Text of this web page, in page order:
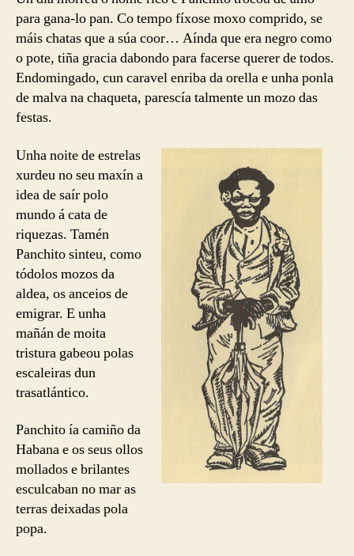
para gana-lo pan. Co tempo fíxose moxo comprido, se
máis chatas que a súa coor… Aínda que era negro como
o pote, tiña gracia dabondo para facerse querer de todos.
Endomingado, cun caravel enriba da orella e unha ponla
de malva na chaqueta, parescía talmente un mozo das
festas.
Unha noite de estrelas
xurdeu no seu maxín a
idea de saír polo
mundo á cata de
riquezas. Tamén
Panchito sinteu, como
tódolos mozos da
aldea, os anceios de
emigrar. E unha
mañán de moita
tristura gabeou polas
escaleiras dun
trasatlántico.
Panchito ía camiño da
Habana e os seus ollos
mollados e brilantes
esculcaban no mar as
terras deixadas pola
popa.